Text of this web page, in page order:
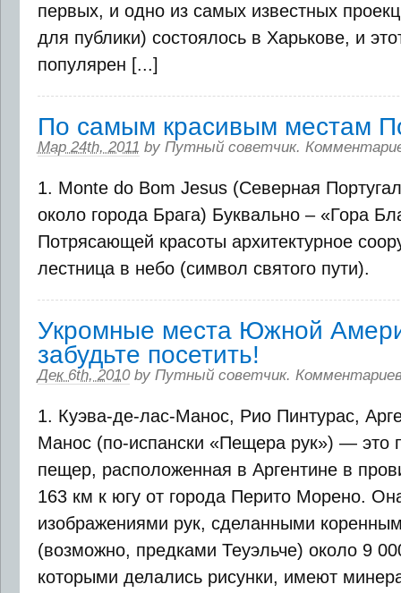
первых, и одно из самых известных
для публики) состоялось в Харькове, и
популярен [...]
По самым красивым местам
Мар 24th, 2011 by Путный советчик.
1. Monte do Bom Jesus (Северная
около города Брага) Буквально – «Гора
Потрясающей красоты архитектурное
лестница в небо (символ святого пути).
Укромные места Южной
забудьте посетить!
Дек 6th, 2010 by Путный советчик.
1. Куэва-де-лас-Манос, Рио Пинтурас,
Манос (по-испански «Пещера рук») — это
пещер, расположенная в Аргентине в
163 км к югу от города Перито Морено.
изображениями рук, сделанными
(возможно, предками Теуэльче) около 9
которыми делались рисунки, имеют